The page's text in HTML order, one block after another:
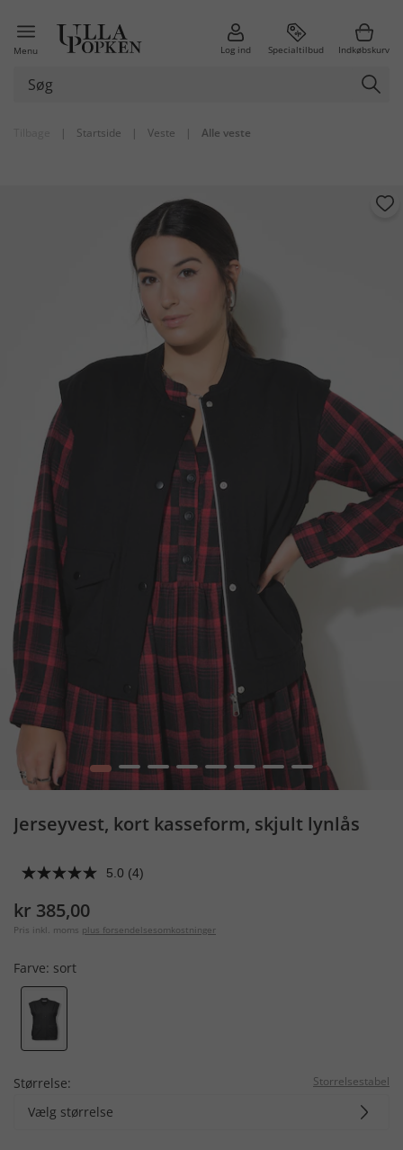
Menu Log ind Specialtilbud Indkøbskurv
| Startside | Veste | Alle veste
1 2 3 4 5 6 7 8
Jerseyvest, kort kasseform, skjult lynlås
5.0 (4)
kr 385,00
Pris inkl. moms plus forsendelsesomkostninger
Farve: sort
Størrelse: Storrelsestabel
Vælg størrelse